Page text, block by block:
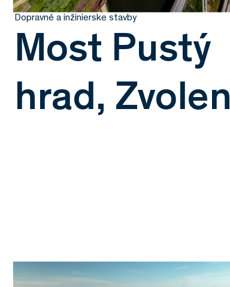
Dopravné a inžinierske stavby
Most Pustý
hrad, Zvolen